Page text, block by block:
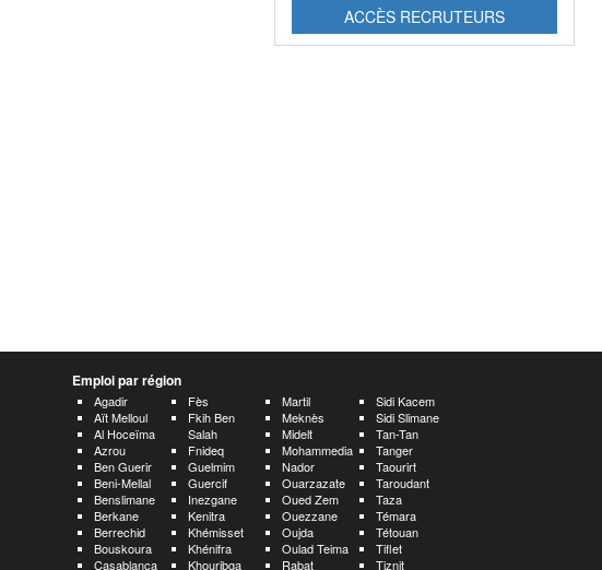
ACCÈS RECRUTEURS
Emploi par région
Agadir
Aït Melloul
Al Hoceïma
Azrou
Ben Guerir
Beni-Mellal
Benslimane
Berkane
Berrechid
Bouskoura
Casablanca
Fès
Fkih Ben
Salah
Fnideq
Guelmim
Guercif
Inezgane
Kenitra
Khémisset
Khénifra
Khouribga
Martil
Meknès
Midelt
Mohammedia
Nador
Ouarzazate
Oued Zem
Ouezzane
Oujda
Oulad Teima
Rabat
Sidi Kacem
Sidi Slimane
Tan-Tan
Tanger
Taourirt
Taroudant
Taza
Témara
Tétouan
Tiflet
Tiznit